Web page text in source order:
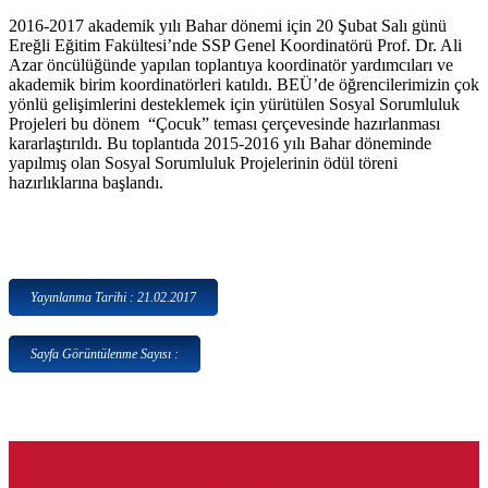
2016-2017 akademik yılı Bahar dönemi için 20 Şubat Salı günü
Ereğli Eğitim Fakültesi’nde SSP Genel Koordinatörü Prof. Dr. Ali
Azar öncülüğünde yapılan toplantıya koordinatör yardımcıları ve
akademik birim koordinatörleri katıldı. BEÜ’de öğrencilerimizin çok
yönlü gelişimlerini desteklemek için yürütülen Sosyal Sorumluluk
Projeleri bu dönem “Çocuk” teması çerçevesinde hazırlanması
kararlaştırıldı. Bu toplantıda 2015-2016 yılı Bahar döneminde
yapılmış olan Sosyal Sorumluluk Projelerinin ödül töreni
hazırlıklarına başlandı.
Yayınlanma Tarihi : 21.02.2017
Sayfa Görüntülenme Sayısı :